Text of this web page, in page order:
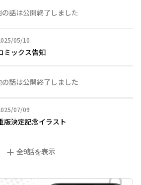
の話は公開終了しました
05/10
年05月10日
ミックス告知
の話は公開終了しました
07/09
年07月09日
版決定記念イラスト
全9話を表示